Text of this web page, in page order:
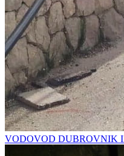
VODOVOD DUBROVNIK